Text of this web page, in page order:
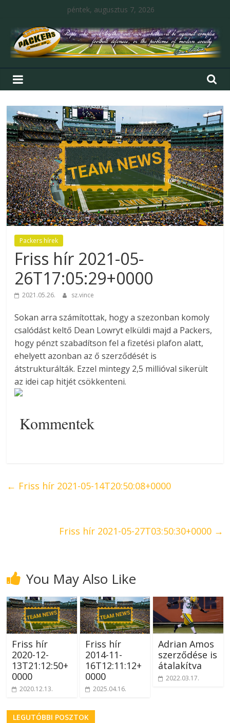
péntek, augusztus 7, 2026
Packers hírek
Friss hír 2021-05-
26T17:05:29+0000
2021.05.26. sz.vince
Sokan arra számítottak, hogy a szezonban komoly
csalódást keltő Dean Lowryt elküldi majd a Packers,
hogy pénzt szabadítson fel a fizetési plafon alatt,
ehelyett azonban az ő szerződését is
átstrukturálták. Ezzel mintegy 2,5 millióval sikerült
az idei cap hitjét csökkenteni.
Kommentek
← Friss hír 2021-05-14T20:50:08+0000
Friss hír 2021-05-27T03:50:30+0000 →
You May Also Like
Friss hír
2020-12-
13T21:12:50+
0000
2020.12.13.
Friss hír
2014-11-
16T12:11:12+
0000
2025.04.16.
Adrian Amos
szerződése is
átalakítva
2022.03.17.
LEGUTÓBBI POSZTOK